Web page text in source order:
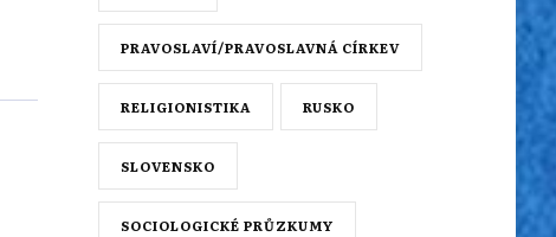
PRAVOSLAVÍ/PRAVOSLAVNÁ CÍRKEV
RELIGIONISTIKA RUSKO
SLOVENSKO
SOCIOLOGICKÉ PRŮZKUMY